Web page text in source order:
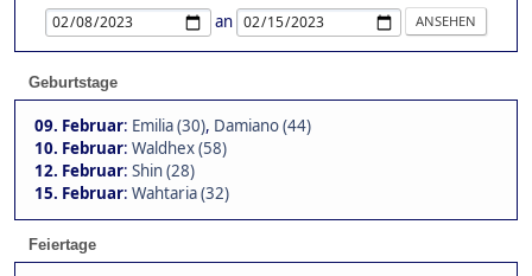
an
Geburtstage
09. Februar: Emilia (30), Damiano (44)
10. Februar: Waldhex (58)
12. Februar: Shin (28)
15. Februar: Wahtaria (32)
Feiertage